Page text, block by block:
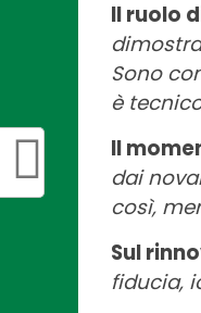
Il ruolo
Sono
è
Il
dai
così,
Sul
fiducia,